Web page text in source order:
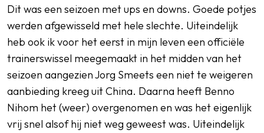
Dit was een seizoen met ups en downs. Goede potjes
werden afgewisseld met hele slechte. Uiteindelijk
heb ook ik voor het eerst in mijn leven een officiële
trainerswissel meegemaakt in het midden van het
seizoen aangezien Jorg Smeets een niet te weigeren
aanbieding kreeg uit China. Daarna heeft Benno
Nihom het (weer) overgenomen en was het eigenlijk
vrij snel alsof hij niet weg geweest was. Uiteindelijk